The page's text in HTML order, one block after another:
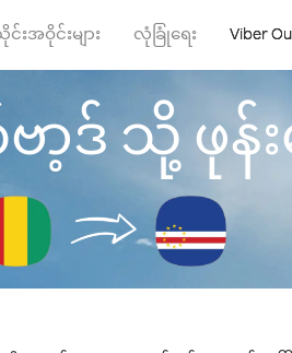
းအဝိုင်းများ လုံခြုံရေး Viber
ာ့ဒ် သို့ ဖုန်